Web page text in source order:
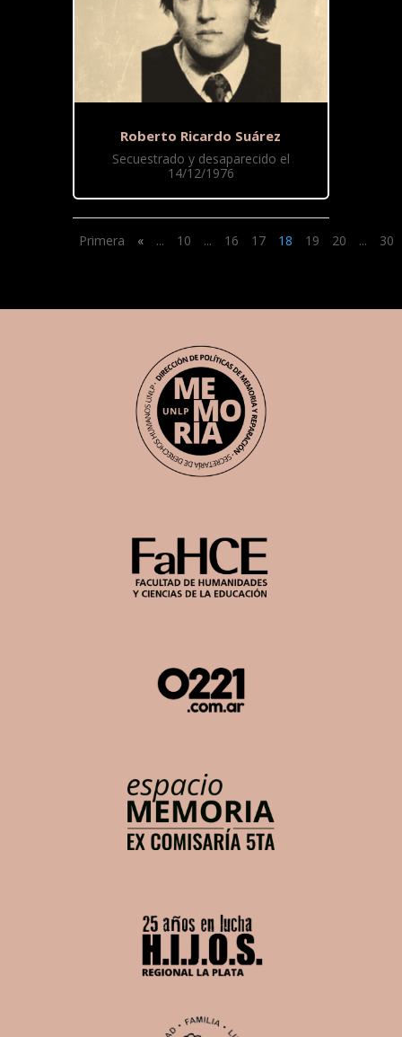
Roberto Ricardo Suárez
Secuestrado y desaparecido el
14/12/1976
Primera « ... 10 ... 16 17 18 19 20 ... 30